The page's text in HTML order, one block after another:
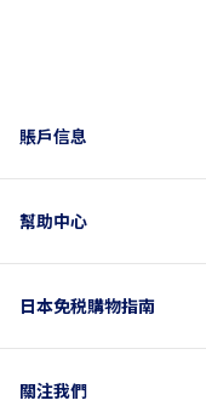
賬戶信息
幫助中心
日本免税購物指南
關注我們